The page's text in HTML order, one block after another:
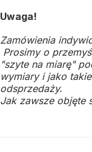
Uwaga!
Zamówienia
Prosimy o
"szyte na miarę"
wymiary i jako
odsprzedaży.
Jak zawsze objęte